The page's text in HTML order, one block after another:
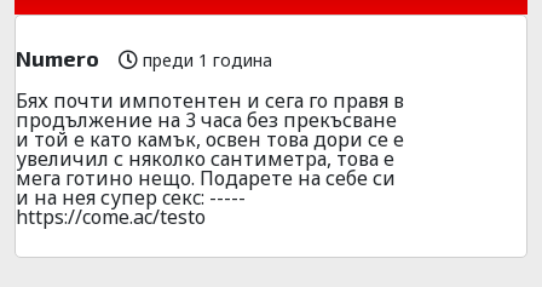
Numero преди 1 година
Бях почти импотентен и сега го правя в
продължение на 3 часа без прекъсване
и той е като камък, освен това дори се е
увеличил с няколко сантиметра, това е
мега готино нещо. Подарете на себе си
и на нея супер ceкc: -----
https://come.ac/testo